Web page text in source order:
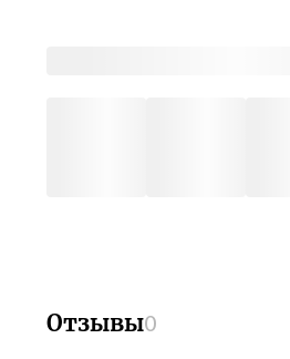
Отзывы0